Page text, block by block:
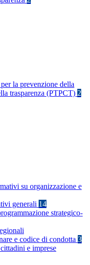
la prevenzione della
trasparenza (PTPCT) 2
su organizzazione e
generali 14
strategico-
e codice di condotta 3
e imprese